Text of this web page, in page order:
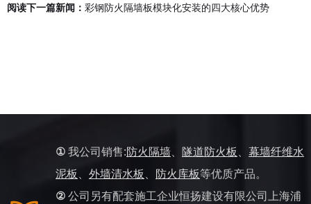
阅读下一篇新闻： 彩钢防火隔墙板模块化安装的四大核心优势
①我公司销售:防火隔墙、 隧道防火板、 幕墙纤维水
泥板、 外墙清水板、 防火库板等优质产品。
②公司另有配套施工企业恒扬建设有限公司上海浦